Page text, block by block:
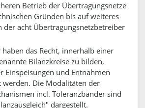
Betrieb der Übertragungsnetze
Gründen bis auf weiteres
der acht Übertragungsnetzbetreiber
das Recht, innerhalb einer
Bilanzkreise zu bilden,
Einspeisungen und Entnahmen
werden. Die Modalitäten der
incl. Toleranzbänder sind
dargestellt.